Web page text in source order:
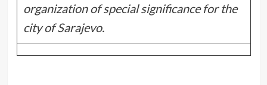
organization of special significance for the
city of Sarajevo.